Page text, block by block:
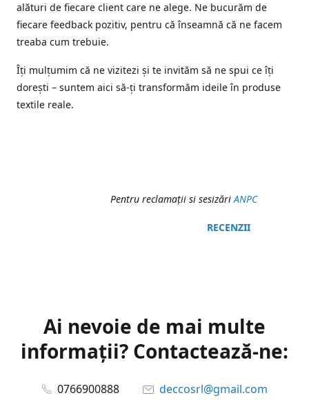
alături de fiecare client care ne alege. Ne bucurăm de
fiecare feedback pozitiv, pentru că înseamnă că ne facem
treaba cum trebuie.
Îți mulțumim că ne vizitezi și te invităm să ne spui ce îți
dorești – suntem aici să-ți transformăm ideile în produse
textile reale.
Pentru reclamaţii si sesizăriANPC
RECENZII
Ai nevoie de mai multe
informații? Contactează-ne:
0766900888 deccosrl@gmail.com